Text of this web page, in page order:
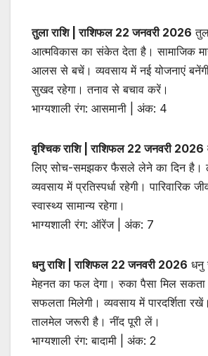
तुला राशि | राशिफल 22 जनवरी 2026
आत्मविकास का संकेत देता है। सामाजिक
आलस से बचें। व्यवसाय में नई योजनाएं
सुखद रहेगा। तनाव से बचाव करें।
भाग्यशाली रंग: आसमानी | अंक: 4
वृश्चिक राशि | राशिफल 22 जनवरी 2026
लिए सोच-समझकर फैसले लेने का दिन है।
व्यवसाय में प्रतिस्पर्धा रहेगी। पारिवारिक
स्वास्थ्य सामान्य रहेगा।
भाग्यशाली रंग: ऑरेंज | अंक: 7
धनु राशि | राशिफल 22 जनवरी 2026 धनु
मेहनत का फल देगा। रुका पैसा मिल
सफलता मिलेगी। व्यवसाय में पारदर्शिता रखें।
तालमेल जरूरी है। नींद पूरी लें।
भाग्यशाली रंग: बादामी | अंक: 2